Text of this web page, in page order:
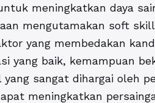
meningkatkan daya
mengutamakan soft
yang membedakan
yang baik, kemampuan
sangat dihargai oleh
meningkatkan